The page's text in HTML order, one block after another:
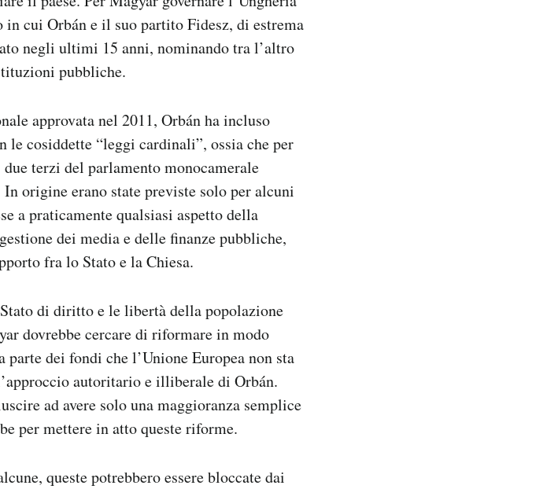
in cui Orbán e il suo partito Fidesz, di estrema
negli ultimi 15 anni, nominando tra l’altro
pubbliche.
approvata nel 2011, Orbán ha incluso
cosiddette “leggi cardinali”, ossia che per
terzi del parlamento monocamerale
origine erano state previste solo per alcuni
a praticamente qualsiasi aspetto della
dei media e delle finanze pubbliche,
fra lo Stato e la Chiesa.
di diritto e le libertà della popolazione
dovrebbe cercare di riformare in modo
dei fondi che l’Unione Europea non sta
autoritario e illiberale di Orbán.
ad avere solo una maggioranza semplice
per mettere in atto queste riforme.
queste potrebbero essere bloccate dai